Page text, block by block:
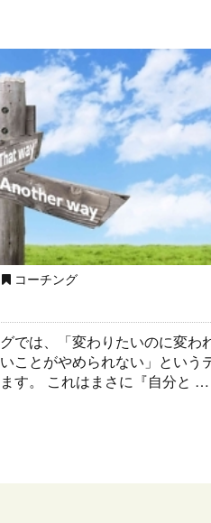
コーチング
では、「変わりたいのに変わ
ことがやめられない」という
す。 これはまさに『自分と …